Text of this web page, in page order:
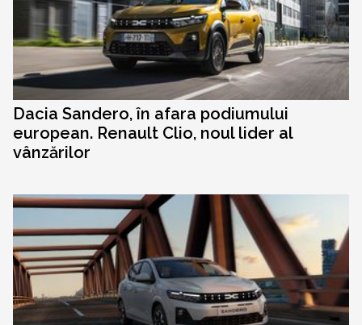
Dacia Sandero, în afara podiumului
european. Renault Clio, noul lider al
vânzărilor